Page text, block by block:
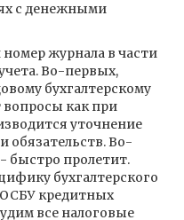
с денежными
журнала в части
Во-первых,
бухгалтерскому
вопросы как при
уточнение
обязательств. Во-
быстро пролетит.
бухгалтерского
ОСБУ кредитных
все налоговые